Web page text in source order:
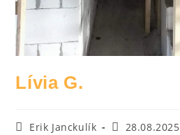
Lívia G.
Erik Janckulík 28.08.2025